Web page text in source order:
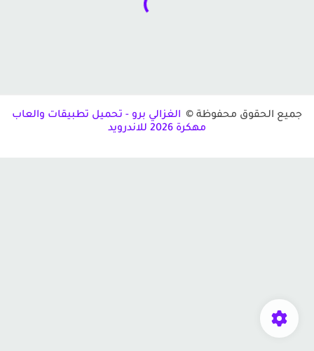
جميع الحقوق محفوظة © الغزالي برو - تحميل تطبيقات والعاب
مهكرة 2026 للاندرويد